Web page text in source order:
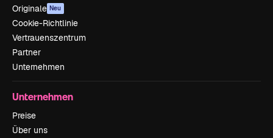
Originale Neu
Cookie-Richtlinie
Vertrauenszentrum
Partner
Unternehmen
Unternehmen
Preise
Über uns